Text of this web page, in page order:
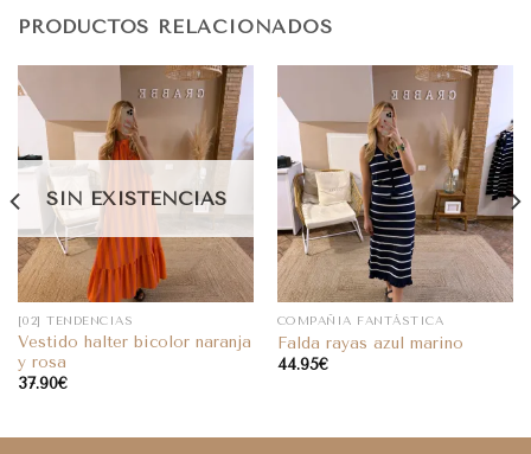
PRODUCTOS RELACIONADOS
SIN EXISTENCIAS
[02] TENDENCIAS
Vestido halter bicolor naranja
y rosa
37.90€
COMPAÑIA FANTÁSTICA
Falda rayas azul marino
44.95€